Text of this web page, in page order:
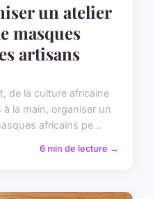
un atelier
masques
artisans
de la culture africaine
la main, organiser un
africains pe...
6 min de lecture →